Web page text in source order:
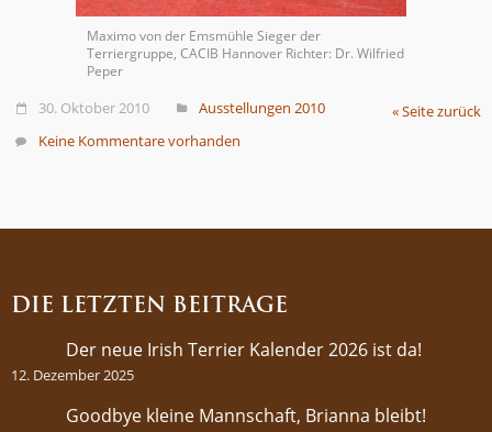
Maximo von der Emsmühle Sieger der
Terriergruppe, CACIB Hannover Richter: Dr. Wilfried
Peper
« Seite zurück
30. Oktober 2010
Ausstellungen 2010
Keine Kommentare vorhanden
DIE LETZTEN BEITRÄGE
Der neue Irish Terrier Kalender 2026 ist da!
12. Dezember 2025
Goodbye kleine Mannschaft, Brianna bleibt!